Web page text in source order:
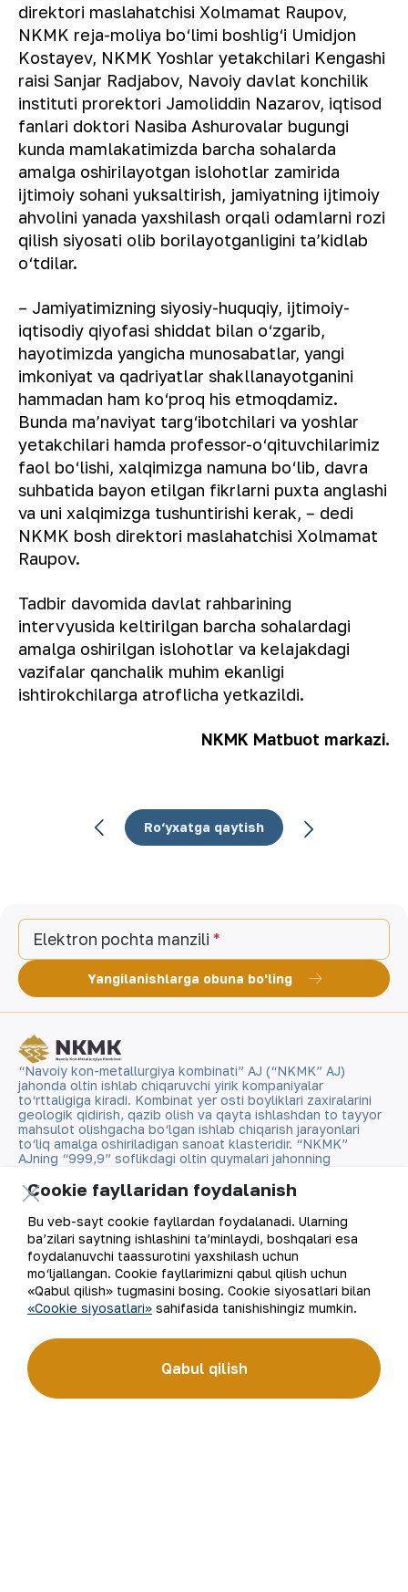
direktori maslahatchisi Xolmamat Raupov,
NKMK reja-moliya bo‘limi boshlig‘i Umidjon
Kostayev, NKMK Yoshlar yetakchilari Kengashi
raisi Sanjar Radjabov, Navoiy davlat konchilik
instituti prorektori Jamoliddin Nazarov, iqtisod
fanlari doktori Nasiba Ashurovalar bugungi
kunda mamlakatimizda barcha sohalarda
amalga oshirilayotgan islohotlar zamirida
ijtimoiy sohani yuksaltirish, jamiyatning ijtimoiy
ahvolini yanada yaxshilash orqali odamlarni rozi
qilish siyosati olib borilayotganligini taʼkidlab
o‘tdilar.
– Jamiyatimizning siyosiy-huquqiy, ijtimoiy-
iqtisodiy qiyofasi shiddat bilan o‘zgarib,
hayotimizda yangicha munosabatlar, yangi
imkoniyat va qadriyatlar shakllanayotganini
hammadan ham ko‘proq his etmoqdamiz.
Bunda maʼnaviyat targ‘ibotchilari va yoshlar
yetakchilari hamda professor-o‘qituvchilarimiz
faol bo‘lishi, xalqimizga namuna bo‘lib, davra
suhbatida bayon etilgan fikrlarni puxta anglashi
va uni xalqimizga tushuntirishi kerak, – dedi
NKMK bosh direktori maslahatchisi Xolmamat
Raupov.
Tadbir davomida davlat rahbarining
intervyusida keltirilgan barcha sohalardagi
amalga oshirilgan islohotlar va kelajakdagi
vazifalar qanchalik muhim ekanligi
ishtirokchilarga atroflicha yetkazildi.
NKMK Matbuot markazi.
Ro‘yxatga qaytish
Elektron pochta manzili
Yangilanishlarga obuna bo'ling
“Navoiy kon-metallurgiya kombinati” AJ (“NKMK” AJ)
jahonda oltin ishlab chiqaruvchi yirik kompaniyalar
to‘rttaligiga kiradi. Kombinat yer osti boyliklari zaxiralarini
geologik qidirish, qazib olish va qayta ishlashdan to tayyor
mahsulot olishgacha bo‘lgan ishlab chiqarish jarayonlari
to‘liq amalga oshiriladigan sanoat klasteridir. “NKMK”
AJning “999,9” soflikdagi oltin quymalari jahonning
brendiga aylandi.
Kompaniya haqida
Bizning faoliyatimiz
Barqaror rivojlanish
Investorlarga
Matbout xizmati
Aloqalar
Sayt xaritasi
Foydalanish shartlari
foydalanish
Cookie fayllaridan foydalanish
Bu veb-sayt cookie fayllardan foydalanadi. Ularning
ba’zilari saytning ishlashini ta’minlaydi, boshqalari esa
foydalanuvchi taassurotini yaxshilash uchun
mo‘ljallangan. Cookie fayllarimizni qabul qilish uchun
«Qabul qilish» tugmasini bosing. Cookie siyosatlari bilan
«Cookie siyosatlari» sahifasida tanishishingiz mumkin.
Qabul qilish